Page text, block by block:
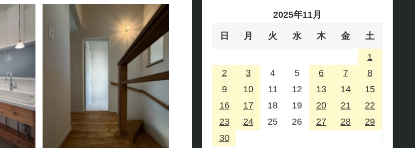
2025年11月
日 月 火 水 木 金 土
1
2
3 4 5 6 7
8
9
10 11 12 13 14
15
16
17 18 19 20 21
22
23
24 25 26 27 28
29
30